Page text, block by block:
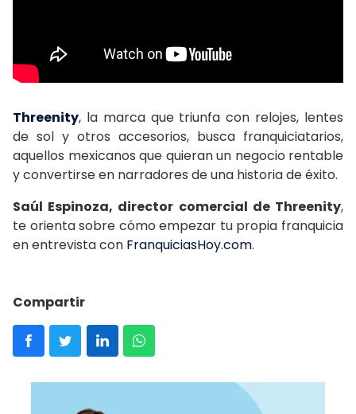
Threenity, la marca que triunfa con relojes, lentes
de sol y otros accesorios, busca franquiciatarios,
aquellos mexicanos que quieran un negocio rentable
y convertirse en narradores de una historia de éxito.
Saúl Espinoza, director comercial de Threenity,
te orienta sobre cómo empezar tu propia franquicia
en entrevista con FranquiciasHoy.com.
Compartir